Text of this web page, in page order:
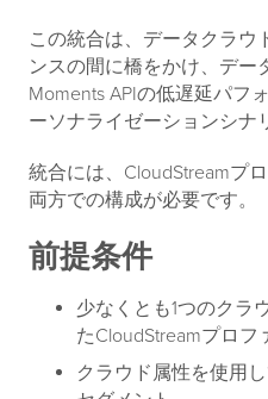
この統合は、データクラウ
ンスの間に橋をかけ、デー
Moments APIの低遅延パフ
ーソナライゼーションシナ
統合には、CloudStreamプ
両方での構成が必要です。
前提条件
少なくとも1つのクラ
たCloudStreamプロフ
クラウド属性を使用